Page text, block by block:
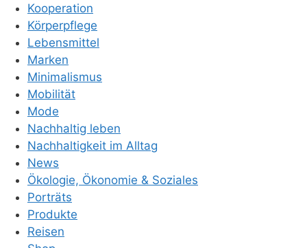
Kooperation
Körperpflege
Lebensmittel
Marken
Minimalismus
Mobilität
Mode
Nachhaltig leben
Nachhaltigkeit im Alltag
News
Ökologie, Ökonomie & Soziales
Porträts
Produkte
Reisen